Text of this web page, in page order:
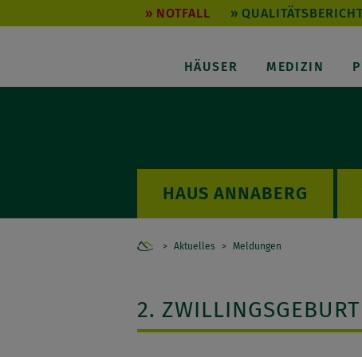
NOTFALL
HÄUSER MEDIZIN
ANNABERG
Home
Aktuelles Meldungen
2.